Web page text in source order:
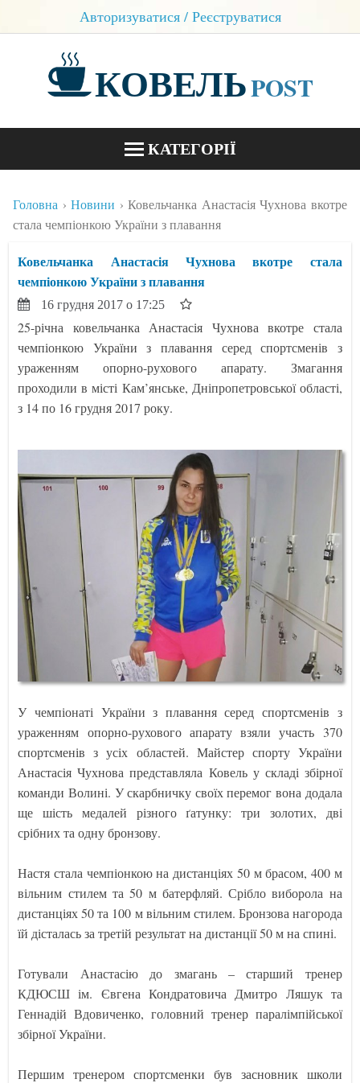
Авторизуватися / Реєструватися
КОВЕЛЬPOST
КАТЕГОРІЇ
БЛОГИ
КОНТАКТИ
Головна Новини
Ковельчанка Анастасія Чухнова вкотре
стала чемпіонкою України з плавання
Ковельчанка Анастасія Чухнова вкотре стала
чемпіонкою України з плавання
16 грудня 2017 о 17:25
25-річна ковельчанка Анастасія Чухнова вкотре стала
чемпіонкою України з плавання серед спортсменів з
ураженням опорно-рухового апарату. Змагання
проходили в місті Кам’янське, Дніпропетровської області,
з 14 по 16 грудня 2017 року.
У чемпіонаті України з плавання серед спортсменів з
ураженням опорно-рухового апарату взяли участь 370
спортсменів з усіх областей. Майстер спорту України
Анастасія Чухнова представляла Ковель у складі збірної
команди Волині. У скарбничку своїх перемог вона додала
ще шість медалей різного ґатунку: три золотих, дві
срібних та одну бронзову.
Настя стала чемпіонкою на дистанціях 50 м брасом, 400 м
вільним стилем та 50 м батерфляй. Срібло виборола на
дистанціях 50 та 100 м вільним стилем. Бронзова нагорода
їй дісталась за третій результат на дистанції 50 м на спині.
Готували Анастасію до змагань – старший тренер
КДЮСШ ім. Євгена Кондратовича Дмитро Ляшук та
Геннадій Вдовиченко, головний тренер паралімпійської
збірної України.
Першим тренером спортсменки був засновник школи